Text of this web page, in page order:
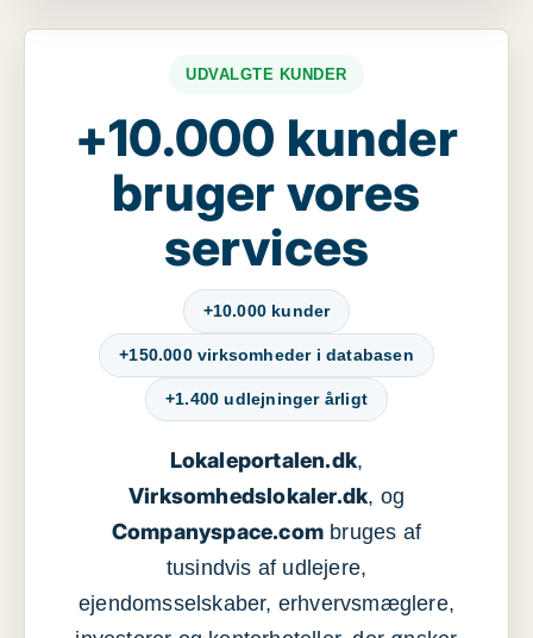
UDVALGTE KUNDER
+10.000 kunder
bruger vores
services
+10.000 kunder
+150.000 virksomheder i databasen
+1.400 udlejninger årligt
Lokaleportalen.dk,
Virksomhedslokaler.dk, og
Companyspace.com bruges af
tusindvis af udlejere,
ejendomsselskaber, erhvervsmæglere,